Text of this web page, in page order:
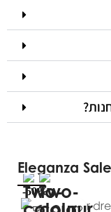
Eleganza
-50%